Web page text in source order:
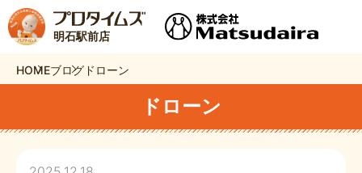
明石駅前店
HOMEブログ ドローン
ドローン